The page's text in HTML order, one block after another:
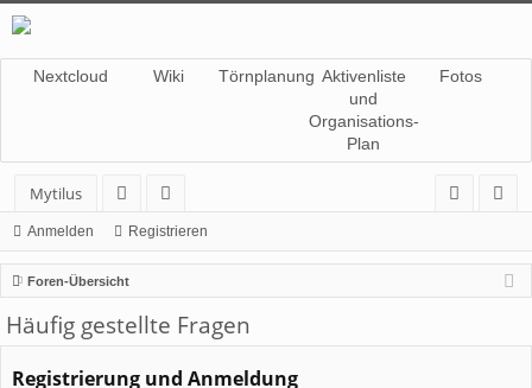
Nextcloud Wiki Törnplanung Aktivenliste
und
Organisations-
Plan
Fotos
Mytilus
or
en
itg
lie
de
r
m
el
de
ist
rie
re
Anmelden Registrieren
Foren-Übersicht
Häufig gestellte Fragen
Registrierung und Anmeldung